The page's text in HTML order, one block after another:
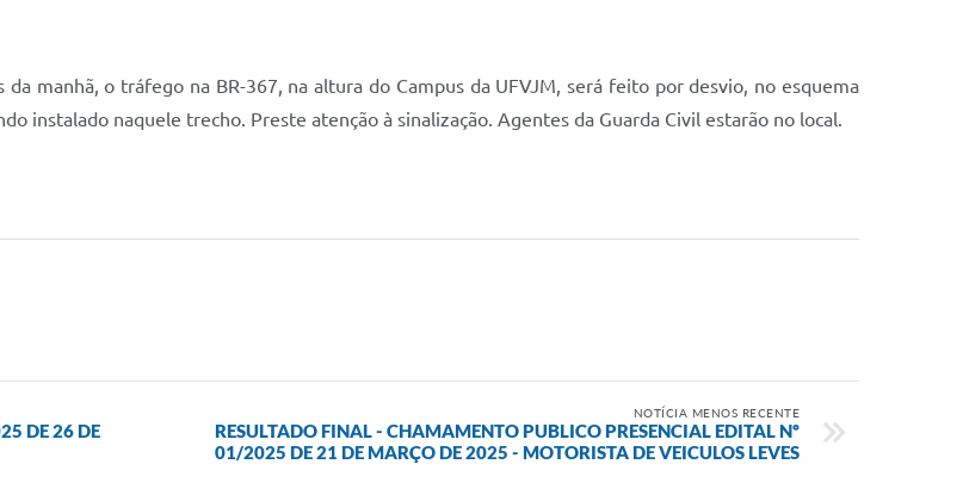
manhã, o tráfego na BR-367, na altura do Campus da UFVJM, será feito por desvio, no esquema
instalado naquele trecho. Preste atenção à sinalização. Agentes da Guarda Civil estarão no local.
DE 26 DE
NOTÍCIA MENOS RECENTE
RESULTADO FINAL - CHAMAMENTO PUBLICO PRESENCIAL EDITAL Nº
01/2025 DE 21 DE MARÇO DE 2025 - MOTORISTA DE VEICULOS LEVES